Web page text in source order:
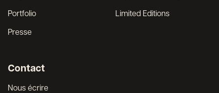
Portfolio
Presse
Limited Editions
Contact
Nous écrire